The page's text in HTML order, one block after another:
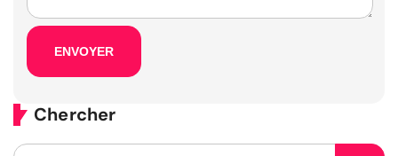
Chercher